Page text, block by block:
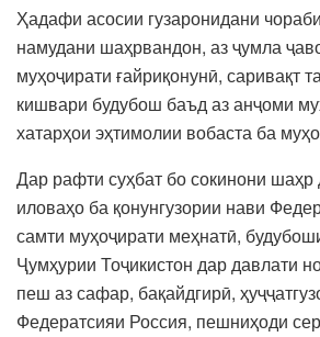
Ҳадафи асосии гузаронидани
намудани шаҳрвандон, аз ҷумла
муҳоҷирати ғайриқонунӣ, саривақт
кишвари будубош баъд аз анҷоми
хатарҳои эҳтимолии вобаста ба
Дар рафти суҳбат бо сокинони шаҳр
иловаҳо ба қонунгузории нави
самти муҳоҷирати меҳнатӣ,
Ҷумҳурии Тоҷикистон дар давлати
пеш аз сафар, бақайдгирӣ,
Федератсияи Россия, пешниҳоди